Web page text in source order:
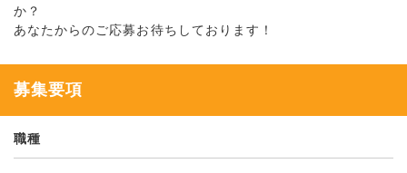
か？
あなたからのご応募お待ちしております！
募集要項
職種